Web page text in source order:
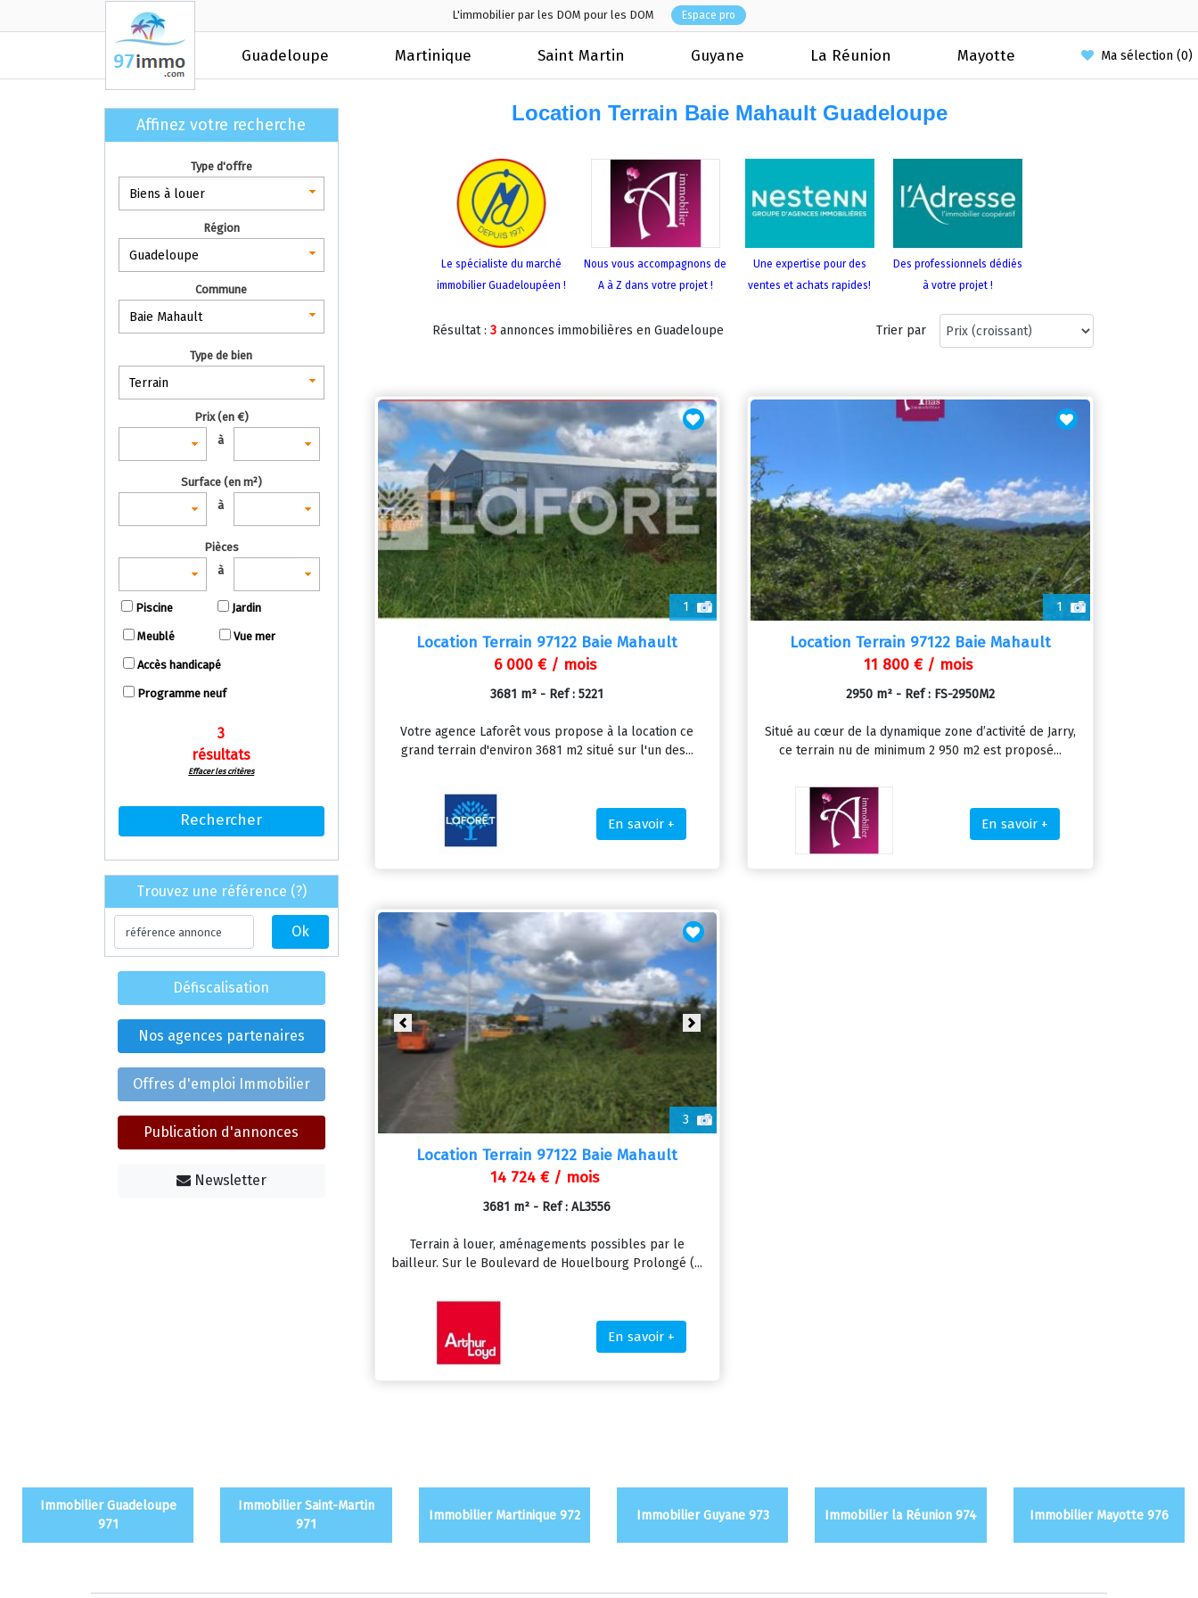
L'immobilier par les DOM pour les DOM Espace pro
Guadeloupe Martinique Saint Martin Guyane La Réunion Mayotte Ma sélection (0)
Affinez votre recherche
Type d'offre
Biens à louer
Région
Guadeloupe
Commune
Baie Mahault
Type de bien
Terrain
Prix (en €)
à
Surface (en m²)
à
Pièces
à
Piscine Jardin
Meublé Vue mer
Accès handicapé
Programme neuf
3
résultats
Effacer les critères
Trouvez une référence (?)
Défiscalisation
Nos agences partenaires
Offres d'emploi Immobilier
Publication d'annonces
Newsletter
Location Terrain Baie Mahault Guadeloupe
Le spécialiste du marché
immobilier Guadeloupéen !
Nous vous accompagnons de
A à Z dans votre projet !
Une expertise pour des
ventes et achats rapides!
Des professionnels dédiés
à votre projet !
Résultat :3annonces immobilières en Guadeloupe Trier par
1
Location Terrain 97122 Baie Mahault
6 000 € / mois
3681 m² - Ref : 5221
Votre agence Laforêt vous propose à la location ce
grand terrain d'environ 3681 m2 situé sur l'un des...
En savoir +
1
Location Terrain 97122 Baie Mahault
11 800 € / mois
2950 m² - Ref : FS-2950M2
Situé au cœur de la dynamique zone d’activité de Jarry,
ce terrain nu de minimum 2 950 m2 est proposé...
En savoir +
3
Previous Next
Location Terrain 97122 Baie Mahault
14 724 € / mois
3681 m² - Ref : AL3556
Terrain à louer, aménagements possibles par le
bailleur. Sur le Boulevard de Houelbourg Prolongé (...
En savoir +
Immobilier Guadeloupe
971
Immobilier Saint-Martin
971
Immobilier Martinique 972 Immobilier Guyane 973 Immobilier la Réunion 974 Immobilier Mayotte 976